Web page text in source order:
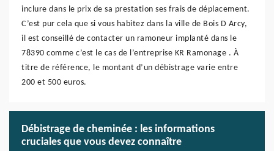
inclure dans le prix de sa prestation ses frais de déplacement.
C’est pur cela que si vous habitez dans la ville de Bois D Arcy,
il est conseillé de contacter un ramoneur implanté dans le
78390 comme c’est le cas de l’entreprise KR Ramonage . À
titre de référence, le montant d’un débistrage varie entre
200 et 500 euros.
Débistrage de cheminée : les informations
cruciales que vous devez connaître